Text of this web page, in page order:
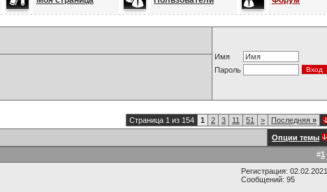
Имя
Пароль
Страница 1 из 154 1 2 3 11 51 > Последняя »
Опции темы
#1
Регистрация: 02.02.2021
Сообщений: 95